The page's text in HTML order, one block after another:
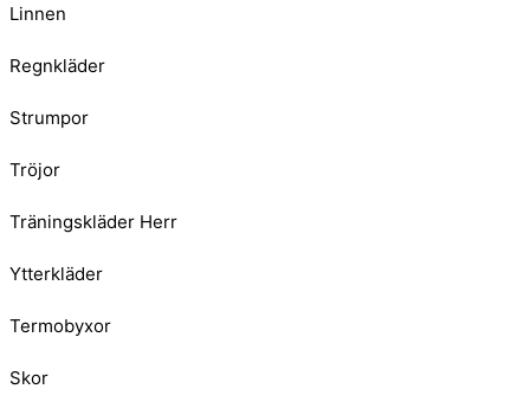
Linnen
Regnkläder
Strumpor
Tröjor
Träningskläder Herr
Ytterkläder
Termobyxor
Skor